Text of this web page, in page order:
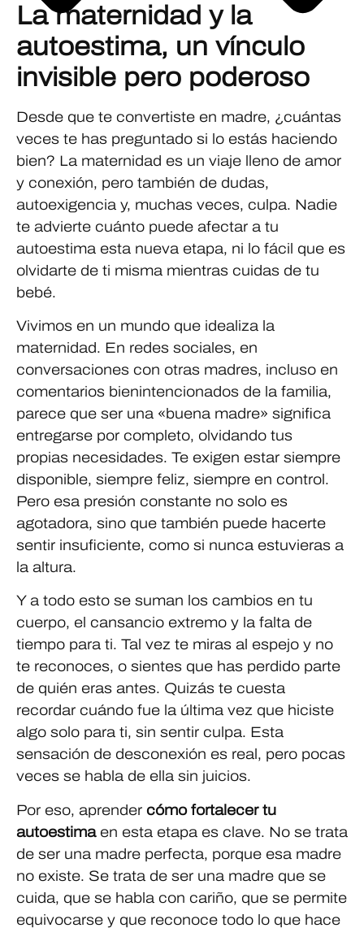
La maternidad y la
autoestima, un vínculo
invisible pero poderoso
Desde que te convertiste en madre, ¿cuántas
veces te has preguntado si lo estás haciendo
bien? La maternidad es un viaje lleno de amor
y conexión, pero también de dudas,
autoexigencia y, muchas veces, culpa. Nadie
te advierte cuánto puede afectar a tu
autoestima esta nueva etapa, ni lo fácil que es
olvidarte de ti misma mientras cuidas de tu
bebé.
Vivimos en un mundo que idealiza la
maternidad. En redes sociales, en
conversaciones con otras madres, incluso en
comentarios bienintencionados de la familia,
parece que ser una «buena madre» significa
entregarse por completo, olvidando tus
propias necesidades. Te exigen estar siempre
disponible, siempre feliz, siempre en control.
Pero esa presión constante no solo es
agotadora, sino que también puede hacerte
sentir insuficiente, como si nunca estuvieras a
la altura.
Y a todo esto se suman los cambios en tu
cuerpo, el cansancio extremo y la falta de
tiempo para ti. Tal vez te miras al espejo y no
te reconoces, o sientes que has perdido parte
de quién eras antes. Quizás te cuesta
recordar cuándo fue la última vez que hiciste
algo solo para ti, sin sentir culpa. Esta
sensación de desconexión es real, pero pocas
veces se habla de ella sin juicios.
Por eso, aprender cómo fortalecer tu
autoestimaen esta etapa es clave. No se trata
de ser una madre perfecta, porque esa madre
no existe. Se trata de ser una madre que se
cuida, que se habla con cariño, que se permite
equivocarse y que reconoce todo lo que hace